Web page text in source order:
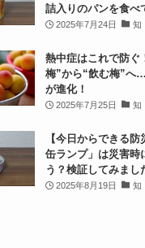
詰入りのパンを食べ
2025年7月24日 知
熱中症はこれで防ぐ
梅”から“飲む梅”へ
が進化！
2025年7月25日 知
【今日からできる防
缶ランプ」は災害時
う？検証してみまし
2025年8月19日 知